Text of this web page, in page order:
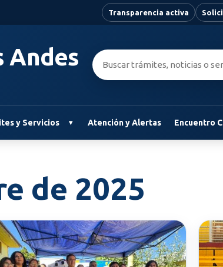
Transparencia activa
Andes Buscar:
y Servicios Atención y Alertas Encuentro
de 2025